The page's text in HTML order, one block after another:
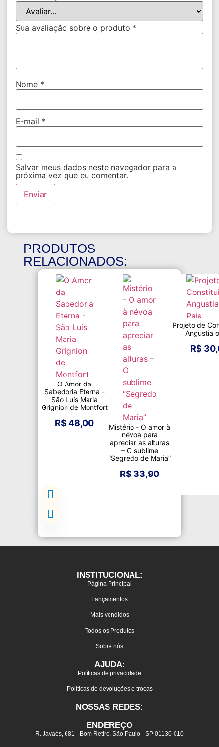
Sua avaliação sobre o produto *
Nome *
E-mail *
Salvar meus dados neste navegador para a
próxima vez que eu comentar.
PRODUTOS
RELACIONADOS:
O Amor da
Sabedoria Eterna -
São Luís Maria
Grignion de Montfort
R$ 48,00
Mistério - O amor à
névoa para
apreciar as alturas
– O sublime
“Segredo de Maria”
R$ 33,90
Projeto de
Angustia
R$
INSTITUCIONAL:
Página Principal
Lançamentos
Mais vendidos
Todos os Produtos
Sobre nós
AJUDA:
Políticas de privacidade
Políticas de devoluções e trocas
NOSSAS REDES:
ENDEREÇO
R. Javaés, 681 - Bom Retiro, São Paulo - SP, 01130-010